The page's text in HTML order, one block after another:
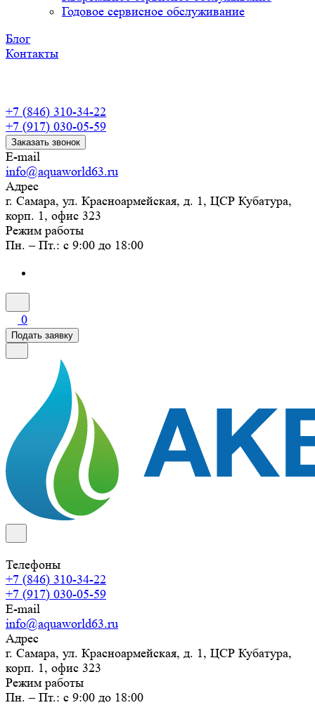
Годовое сервисное обслуживание
Блог
Контакты
+7 (846) 310-34-22
+7 (917) 030-05-59
Заказать звонок
E-mail
info@aquaworld63.ru
Адрес
г. Самара, ул. Красноармейская, д. 1, ЦСР Кубатура,
корп. 1, офис 323
Режим работы
Пн. – Пт.: с 9:00 до 18:00
0
Подать заявку
Телефоны
+7 (846) 310-34-22
+7 (917) 030-05-59
E-mail
info@aquaworld63.ru
Адрес
г. Самара, ул. Красноармейская, д. 1, ЦСР Кубатура,
корп. 1, офис 323
Режим работы
Пн. – Пт.: с 9:00 до 18:00